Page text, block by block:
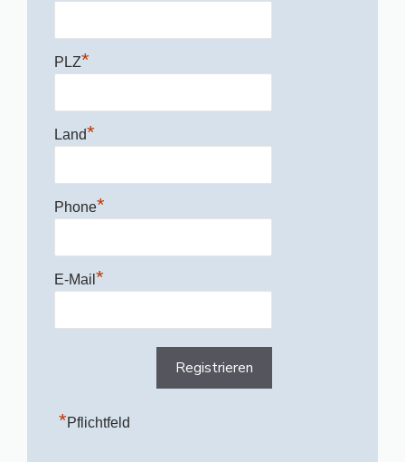
PLZ*
Land*
Phone*
E-Mail *
*Pflichtfeld